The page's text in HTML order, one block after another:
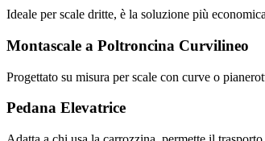
Ideale per scale dritte, è la soluzione più
Montascale a Poltroncina Curvilineo
Progettato su misura per scale con curve o
Pedana Elevatrice